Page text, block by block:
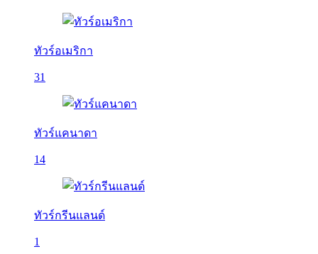
ทัวร์อเมริกา
31
ทัวร์แคนาดา
14
ทัวร์กรีนแลนด์
1